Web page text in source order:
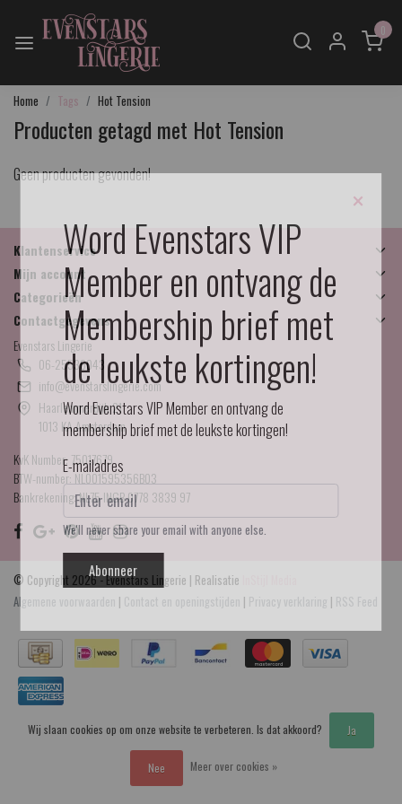
0
Home Tags Hot Tension
Producten getagd met Hot Tension
Geen producten gevonden!
Klantenservice
Mijn account
Categorieën
Contactgegevens
Evenstars Lingerie
06-25536043
info@evenstarslingerie.com
Haarlemmerdijk 21
1013 KA Amsterdam
KvK Number: 75017679
BTW-number: NL001595356B03
Bankrekening: NL75 INGB 0778 3839 97
© Copyright 2026 - Evenstars Lingerie | Realisatie
Algemene voorwaarden | Contact en openingstijden | Privacy verklaring | RSS Feed
×
Word Evenstars VIP
Member en ontvang de
Membership brief met
de leukste kortingen!
Word Evenstars VIP Member en ontvang de
membership brief met de leukste kortingen!
E-mailadres
We'll never share your email with anyone else.
Abonneer
Wij slaan cookies op om onze website te verbeteren. Is dat akkoord? Ja
Nee Meer over cookies »